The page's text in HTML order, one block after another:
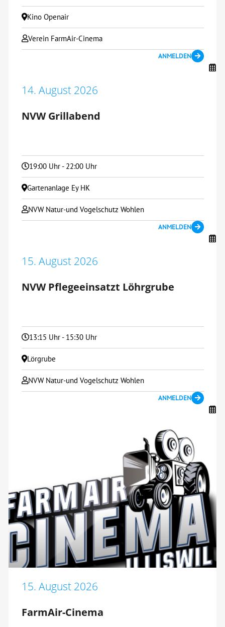
Kino Openair
Verein FarmAir-Cinema
ANMELDEN
14. August 2026
NVW Grillabend
19:00 Uhr - 22:00 Uhr
Gartenanlage Ey HK
NVW Natur-und Vogelschutz Wohlen
ANMELDEN
15. August 2026
NVW Pflegeeinsatzt Löhrgrube
13:15 Uhr - 15:30 Uhr
Lörgrube
NVW Natur-und Vogelschutz Wohlen
ANMELDEN
15. August 2026
FarmAir-Cinema